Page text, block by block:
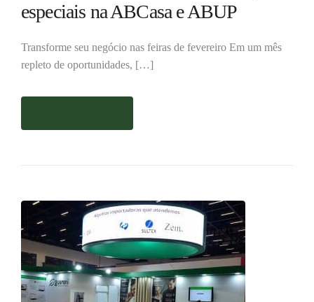
especiais na ABCasa e ABUP
Transforme seu negócio nas feiras de fevereiro Em um mês
repleto de oportunidades, […]